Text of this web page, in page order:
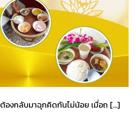
องกลับมาฉุกคิดกันไม่น้อย เมื่อถ […]